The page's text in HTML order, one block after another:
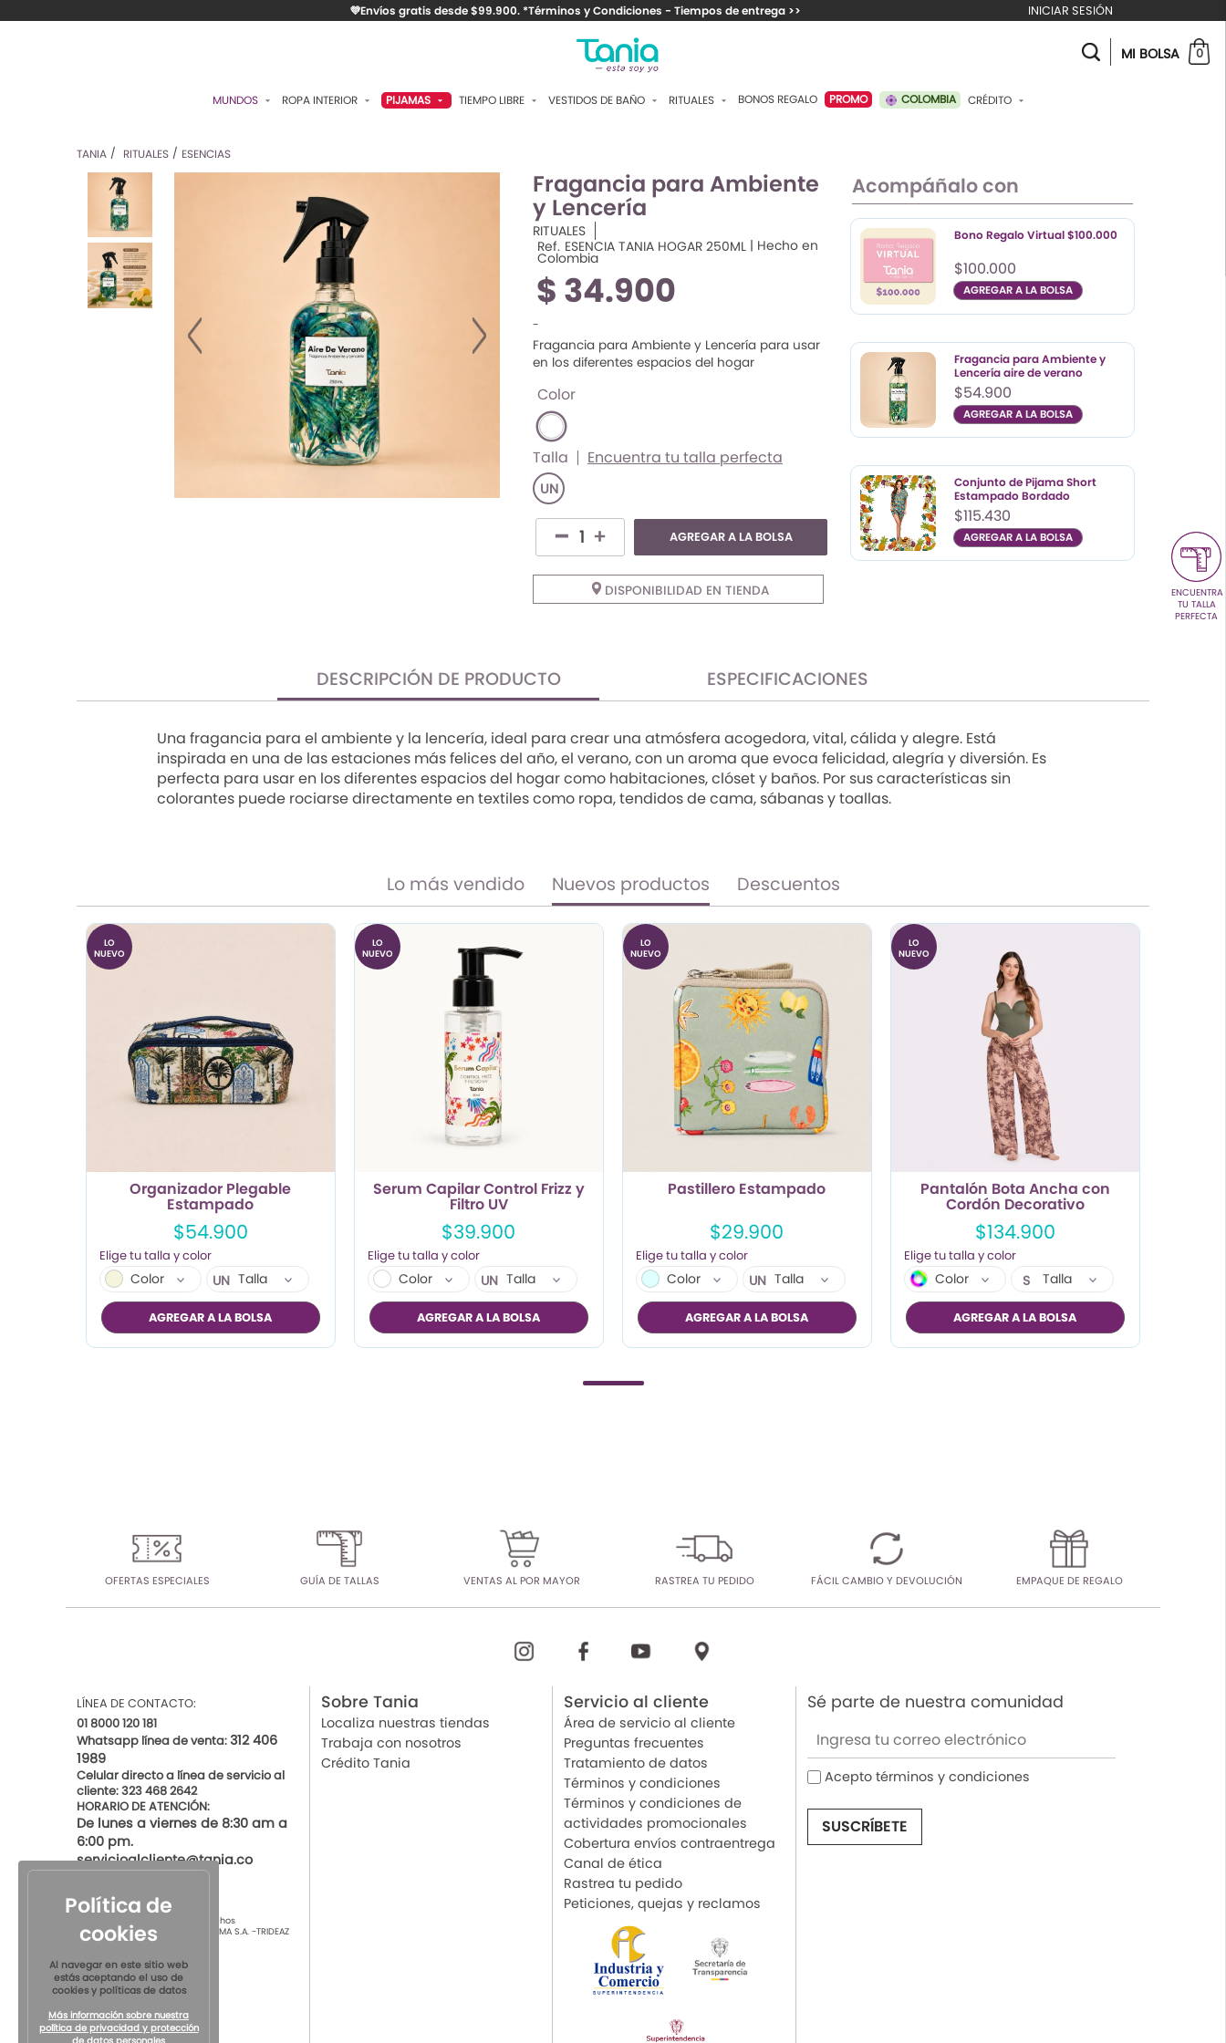
💜Envíos gratis desde $99.900. *Términos y Condiciones - Tiempos de entrega >> INICIAR SESIÓN
MUNDOS
ROMÁNTICA
ROPA INTERIOR
PANTIES
ALGODÓN
CAMISETAS
ACCESORIOS
LO MÁS VENDIDO
MATERNIDAD
FAJAS
TRENDY PROMO
PIJAMAS
CAPRI
TIEMPO LIBRE
PANTALONES Y SHORTS
CHAQUETAS Y BUZOS
VESTIDOS DE BAÑO
ENTEROS
RITUALES
ANTIBACTERIALES Y
JABONES
SPLASH
CREMAS
MAQUILLAJE
BONOS REGALO PROMO COLOMBIA CRÉDITO
MI BOLSA 0
TANIA RITUALES ESENCIAS
Fragancia para Ambiente
y Lencería
RITUALES
Ref. ESENCIA TANIA HOGAR 250ML | Hecho en
Colombia
$ 34.900
-
Fragancia para Ambiente y Lencería para usar
en los diferentes espacios del hogar
Talla Encuentra tu talla perfecta
UN
Color
AGREGAR A LA BOLSA
DISPONIBILIDAD EN TIENDA
Acompáñalo con
Bono Regalo Virtual $100.000
$100.000
Color UN Talla
AGREGAR A LA BOLSA
Fragancia para Ambiente y
Lencería aire de verano
$54.900
Color UN Talla
AGREGAR A LA BOLSA
Conjunto de Pijama Short
Estampado Bordado
$115.430
AGREGAR A LA BOLSA
DESCRIPCIÓN DE PRODUCTO ESPECIFICACIONES
Una fragancia para el ambiente y la lencería, ideal para crear una atmósfera acogedora, vital, cálida y alegre. Está
inspirada en una de las estaciones más felices del año, el verano, con un aroma que evoca felicidad, alegría y diversión. Es
perfecta para usar en los diferentes espacios del hogar como habitaciones, clóset y baños. Por sus características sin
colorantes puede rociarse directamente en textiles como ropa, tendidos de cama, sábanas y toallas.
Lo más vendido Nuevos productos Descuentos
LO
NUEVO
Organizador Plegable
Estampado
$54.900
Color UN Talla
AGREGAR A LA BOLSA
LO
NUEVO
Serum Capilar Control Frizz y
Filtro UV
$39.900
Color UN Talla
AGREGAR A LA BOLSA
LO
NUEVO
Pastillero Estampado
$29.900
Color UN Talla
AGREGAR A LA BOLSA
LO
NUEVO
Pantalón Bota Ancha con
Cordón Decorativo
$134.900
Color
S
M
L
XL
Talla
AGREGAR A LA BOLSA
ENCUENTRA
TU TALLA
PERFECTA
OFERTAS ESPECIALES GUÍA DE TALLAS VENTAS AL POR MAYOR RASTREA TU PEDIDO FÁCIL CAMBIO Y DEVOLUCIÓN EMPAQUE DE REGALO
LÍNEA DE CONTACTO:
01 8000 120 181
Whatsapp línea de venta:312 406
1989
Celular directo a línea de servicio al
cliente: 323 468 2642
HORARIO DE ATENCIÓN:
De lunes a viernes de 8:30 am a
6:00 pm.
servicioalcliente@tania.co
© 2021 por Tania Todos los derechos
ReservadosTIENDAS DE ROPA INTIMA S.A. -TRIDEAZ
S.A. Nit 890.901.218-4
Sobre Tania
Localiza nuestras tiendas
Trabaja con nosotros
Crédito Tania
Servicio al cliente
Área de servicio al cliente
Preguntas frecuentes
Tratamiento de datos
Términos y condiciones
Términos y condiciones de
actividades promocionales
Cobertura envíos contraentrega
Canal de ética
Rastrea tu pedido
Peticiones, quejas y reclamos
Sé parte de nuestra comunidad
Acepto términos y condiciones
Política de
cookies
Al navegar en este sitio web
estás aceptando el uso de
cookies y políticas de datos
Más información sobre nuestra
política de privacidad y protección
de datos personales